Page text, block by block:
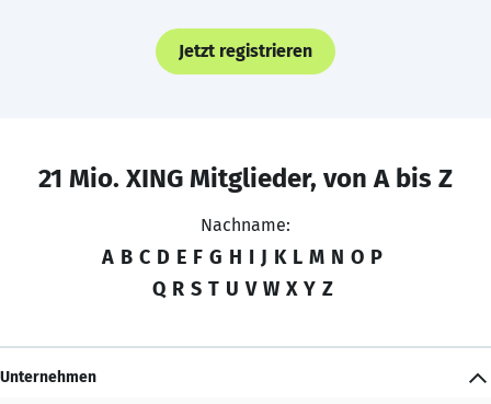
Jetzt registrieren
21 Mio. XING Mitglieder, von A bis Z
Nachname:
A B C D E F G H I J K L M N O P
Q R S T U V W X Y Z
Unternehmen